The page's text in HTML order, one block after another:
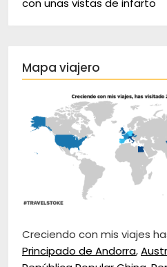
Mapa viajero
Creciendo con mis viajes
Principado de Andorra,